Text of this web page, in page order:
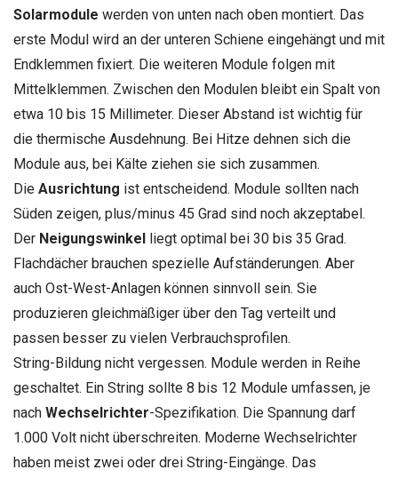
Solarmodule werden von unten nach oben montiert. Das
erste Modul wird an der unteren Schiene eingehängt und mit
Endklemmen fixiert. Die weiteren Module folgen mit
Mittelklemmen. Zwischen den Modulen bleibt ein Spalt von
etwa 10 bis 15 Millimeter. Dieser Abstand ist wichtig für
die thermische Ausdehnung. Bei Hitze dehnen sich die
Module aus, bei Kälte ziehen sie sich zusammen.
Die Ausrichtung ist entscheidend. Module sollten nach
Süden zeigen, plus/minus 45 Grad sind noch akzeptabel.
Der Neigungswinkel liegt optimal bei 30 bis 35 Grad.
Flachdächer brauchen spezielle Aufständerungen. Aber
auch Ost-West-Anlagen können sinnvoll sein. Sie
produzieren gleichmäßiger über den Tag verteilt und
passen besser zu vielen Verbrauchsprofilen.
String-Bildung nicht vergessen. Module werden in Reihe
geschaltet. Ein String sollte 8 bis 12 Module umfassen, je
nach Wechselrichter-Spezifikation. Die Spannung darf
1.000 Volt nicht überschreiten. Moderne Wechselrichter
haben meist zwei oder drei String-Eingänge. Das